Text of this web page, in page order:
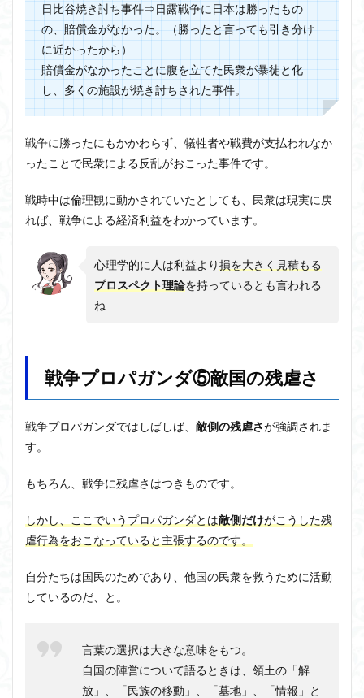
日比谷焼き討ち事件⇒日露戦争に日本は勝ったもの
の、賠償金がなかった。（勝ったと言っても引き分け
に近かったから）
賠償金がなかったことに腹を立てた民衆が暴徒と化
し、多くの施設が焼き討ちされた事件。
戦争に勝ったにもかかわらず、犠牲者や戦費が支払われなか
ったことで民衆による反乱がおこった事件です。
戦時中は倫理観に動かされていたとしても、民衆は現実に戻
れば、戦争による経済利益をわかっています。
心理学的に人は利益より損を大きく見積もる
プロスペクト理論を持っているとも言われる
ね
戦争プロパガンダ⑤敵国の残虐さ
戦争プロパガンダではしばしば、 敵側の残虐さが強調されま
す。
もちろん、戦争に残虐さはつきものです。
しかし、ここでいうプロパガンダとは敵側だけがこうした残
虐行為をおこなっていると主張するのです。
自分たちは国民のためであり、他国の民衆を救うために活動
しているのだ、と。
言葉の選択は大きな意味をもつ。
自国の陣営について語るときは、領土の「解
放」、「民族の移動」、「墓地」、「情報」と